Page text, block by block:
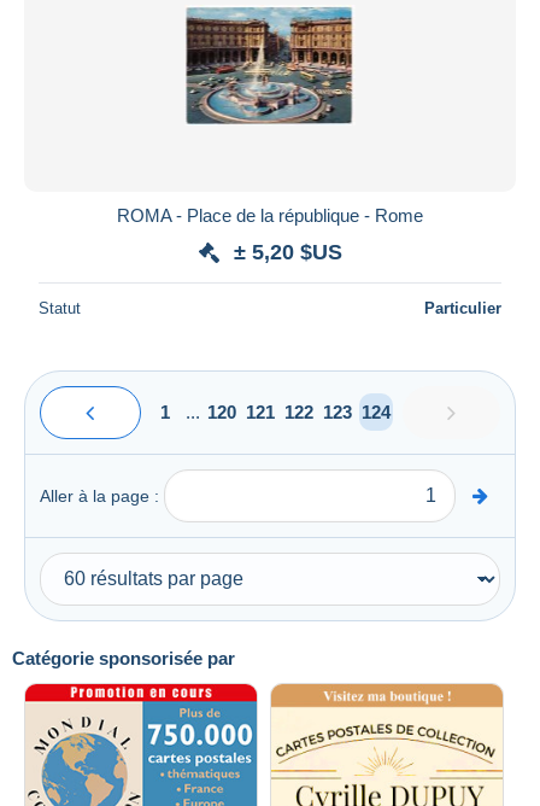
Catégorie sponsorisée par
ROMA - Place de la république - Rome
± 5,20 $US
Statut Particulier
1 ... 120 121 122 123 124
Aller à la page :